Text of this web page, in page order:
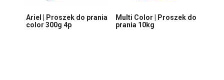
Ariel | Proszek do prania
color 300g 4p
Multi Color | Proszek do
prania 10kg